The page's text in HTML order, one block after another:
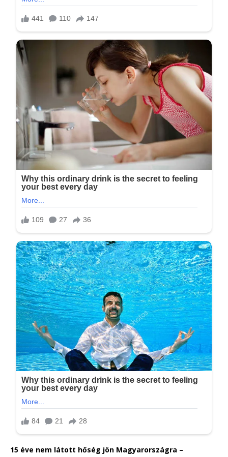
15 éve nem látott hőség jön Magyarországra –